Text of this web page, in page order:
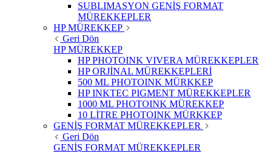
SUBLIMASYON GENİŞ FORMAT
MÜREKKEPLER
HP MÜREKKEP
Geri Dön
HP MÜREKKEP
HP PHOTOINK VIVERA MÜREKKEPLER
HP ORJİNAL MÜREKKEPLERİ
500 ML PHOTOINK MÜRKKEP
HP INKTEC PIGMENT MÜREKKEPLER
1000 ML PHOTOINK MÜREKKEP
10 LİTRE PHOTOINK MÜRKKEP
GENİŞ FORMAT MÜREKKEPLER
Geri Dön
GENİŞ FORMAT MÜREKKEPLER